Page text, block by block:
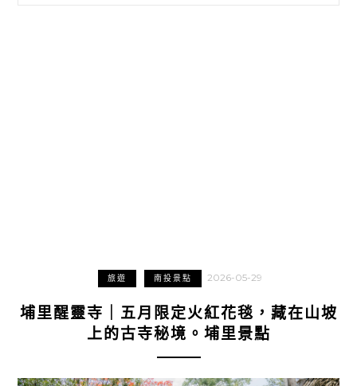
旅遊 南投景點 2026-05-29
埔里醒靈寺｜五月限定火紅花毯，藏在山坡
上的古寺秘境。埔里景點